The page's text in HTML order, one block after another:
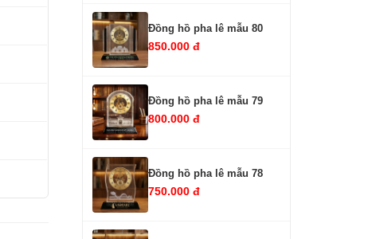
Đồng hồ pha lê mẫu 80
850.000 đ
Đồng hồ pha lê mẫu 79
800.000 đ
Đồng hồ pha lê mẫu 78
750.000 đ